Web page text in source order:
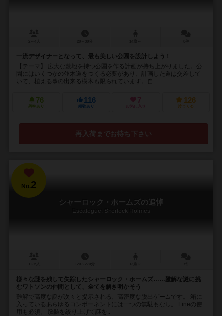
一流デザイナーとなって、最も美しい公園を設計しよう！
【テーマ】 広大な敷地を持つ公園を作る計画が持ち上がりました。公
園にはいくつかの並木道をつくる必要があり、計画した道は交差して
いて、植える事の出来る樹木も限られています。自...
76
興味あり
116
経験あり
7
お気に入り
126
持ってる
再入荷までお待ち下さい
No.2
シャーロック・ホームズの追悼
Escalogue: Sherlock Holmes
様々な謎を残して失踪したシャーロック・ホームズ……難解な謎に挑
むワトソンの仲間として、全てを解き明かそう
難解で高度な謎が次々と提示される、高密度な脱出ゲームです。 箱に
入っているあらゆるコンポーネントには一つの無駄もなし。 Lineの使
用も必須。 脳髄を絞り上げて謎を...